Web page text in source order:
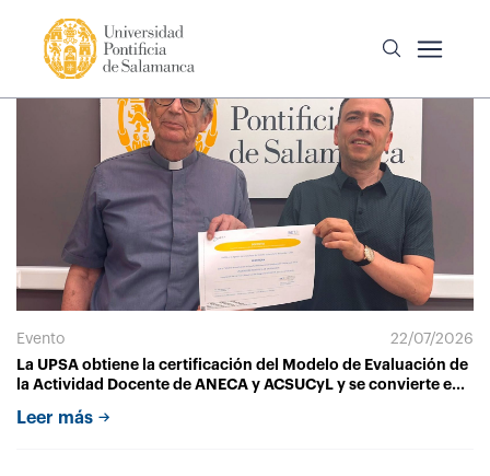
Evento
22/07/2026
La UPSA obtiene la certificación del Modelo de Evaluación de
la Actividad Docente de ANECA y ACSUCyL y se convierte en
vigente
Leer más